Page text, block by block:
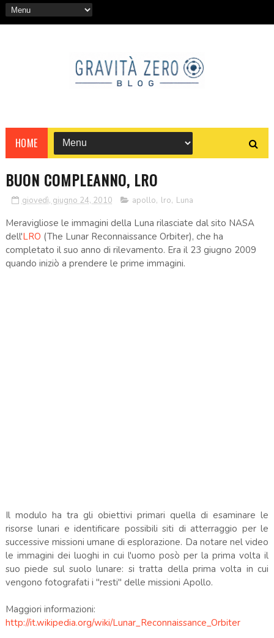
HOME
BUON COMPLEANNO, LRO
giovedì, giugno 24, 2010 apollo, lro, Luna
Meravigliose le immagini della Luna rilasciate dal sito NASA
dell'LRO (The Lunar Reconnaissance Orbiter), che ha
completato il suo anno di rilevamento. Era il 23 giugno 2009
quando iniziò a prendere le prime immagini.
Il modulo ha tra gli obiettivi primari quella di esaminare le
risorse lunari e identificare possibili siti di atterraggio per le
successive missioni umane di esplorazione. Da notare nel video
le immagini dei luoghi in cui l'uomo posò per la prima volta il
suo piede sul suolo lunare: si tratta della prima volta in cui
vengono fotografati i "resti" delle missioni Apollo.
Maggiori informazioni:
http://it.wikipedia.org/wiki/Lunar_Reconnaissance_Orbiter